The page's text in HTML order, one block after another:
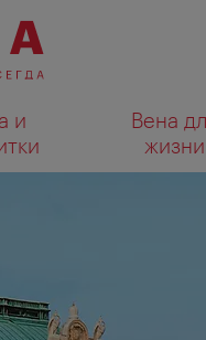
и
Вена
жизни